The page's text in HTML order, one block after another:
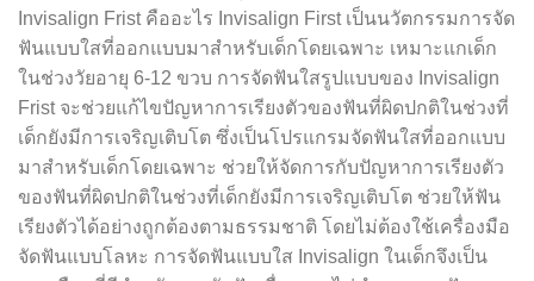
Invisalign Frist คืออะไร Invisalign First เป็นนวัตกรรมการจัด
ฟันแบบใสที่ออกแบบมาสำหรับเด็กโดยเฉพาะ เหมาะแกเด็ก
ในช่วงวัยอายุ 6-12 ขวบ การจัดฟันใสรูปแบบของ Invisalign
Frist จะช่วยแก้ไขปัญหาการเรียงตัวของฟันที่ผิดปกติในช่วงที่
เด็กยังมีการเจริญเติบโต ซึ่งเป็นโปรแกรมจัดฟันใสที่ออกแบบ
มาสำหรับเด็กโดยเฉพาะ ช่วยให้จัดการกับปัญหาการเรียงตัว
ของฟันที่ผิดปกติในช่วงที่เด็กยังมีการเจริญเติบโต ช่วยให้ฟัน
เรียงตัวได้อย่างถูกต้องตามธรรมชาติ โดยไม่ต้องใช้เครื่องมือ
จัดฟันแบบโลหะ การจัดฟันแบบใส Invisalign ในเด็กจึงเป็น